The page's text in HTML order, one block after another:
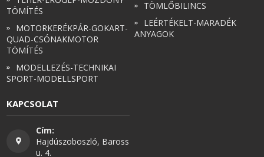
TÖMÍTÉS
MOTORKERÉKPÁR-GOKART-
QUAD-CSÓNAKMOTOR
TÖMÍTÉS
MODELLEZÉS-TECHNIKAI
SPORT-MODELLSPORT
TÖMLŐBILINCS
LEÉRTÉKELT-MARADÉK
ANYAGOK
KAPCSOLAT
Cím:
Hajdúszoboszló, Baross
u. 4.